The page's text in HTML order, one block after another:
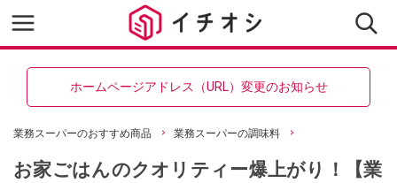
ホームページアドレス（URL）変更のお知らせ
業務スーパーのおすすめ商品 業務スーパーの調味料
お家ごはんのクオリティー爆上がり！【業